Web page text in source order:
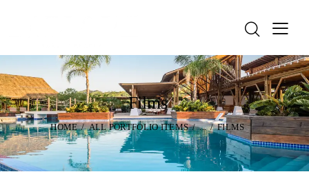
Films
HOME ALL PORTFOLIO ITEMS ... FILMS